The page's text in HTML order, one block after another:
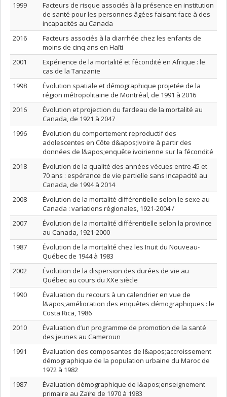
1999
Facteurs de risque associés à la présence en institution
de santé pour les personnes âgées faisant face à des
incapacités au Canada
2016
Facteurs associés à la diarrhée chez les enfants de
moins de cinq ans en Haïti
2001
Expérience de la mortalité et fécondité en Afrique : le
cas de la Tanzanie
1998
Évolution spatiale et démographique projetée de la
région métropolitaine de Montréal, de 1991 à 2016
2016
Évolution et projection du fardeau de la mortalité au
Canada, de 1921 à 2047
1996
Évolution du comportement reproductif des
adolescentes en Côte d&apos;Ivoire à partir des
données de l&apos;enquête ivoirienne sur la fécondité
2018
Évolution de la qualité des années vécues entre 45 et
70 ans : espérance de vie partielle sans incapacité au
Canada, de 1994 à 2014
2008
Évolution de la mortalité différentielle selon le sexe au
Canada : variations régionales, 1921-2004 /
2007
Évolution de la mortalité différentielle selon la province
au Canada, 1921-2000
1987
Évolution de la mortalité chez les Inuit du Nouveau-
Québec de 1944 à 1983
2002
Évolution de la dispersion des durées de vie au
Québec au cours du XXe siècle
1990
Évaluation du recours à un calendrier en vue de
l&apos;amélioration des enquêtes démographiques : le
Costa Rica, 1986
2010
Évaluation d’un programme de promotion de la santé
des jeunes au Cameroun
1991
Évaluation des composantes de l&apos;accroissement
démographique de la population urbaine du Maroc de
1972 à 1982
1987
Évaluation démographique de l&apos;enseignement
primaire au Zaïre de 1970 à 1983